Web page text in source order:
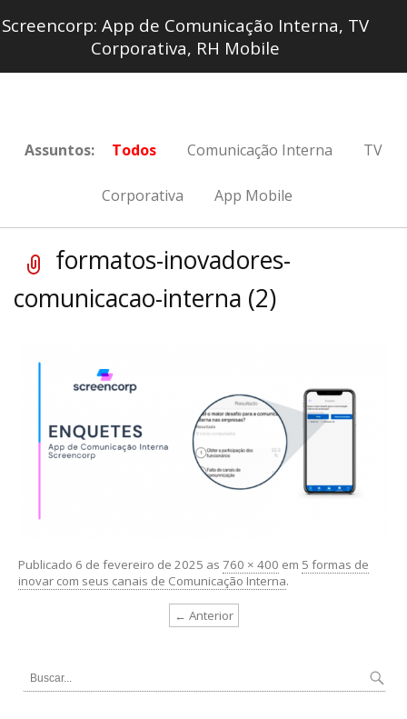
Screencorp: App de Comunicação Interna, TV
Corporativa, RH Mobile
Assuntos: Todos Comunicação Interna TV
Corporativa App Mobile
formatos-inovadores-
comunicacao-interna (2)
Publicado 6 de fevereiro de 2025 as 760 × 400 em 5 formas de
inovar com seus canais de Comunicação Interna.
← Anterior